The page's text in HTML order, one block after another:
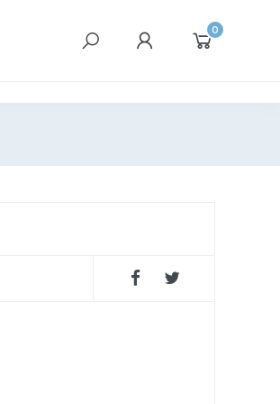
0